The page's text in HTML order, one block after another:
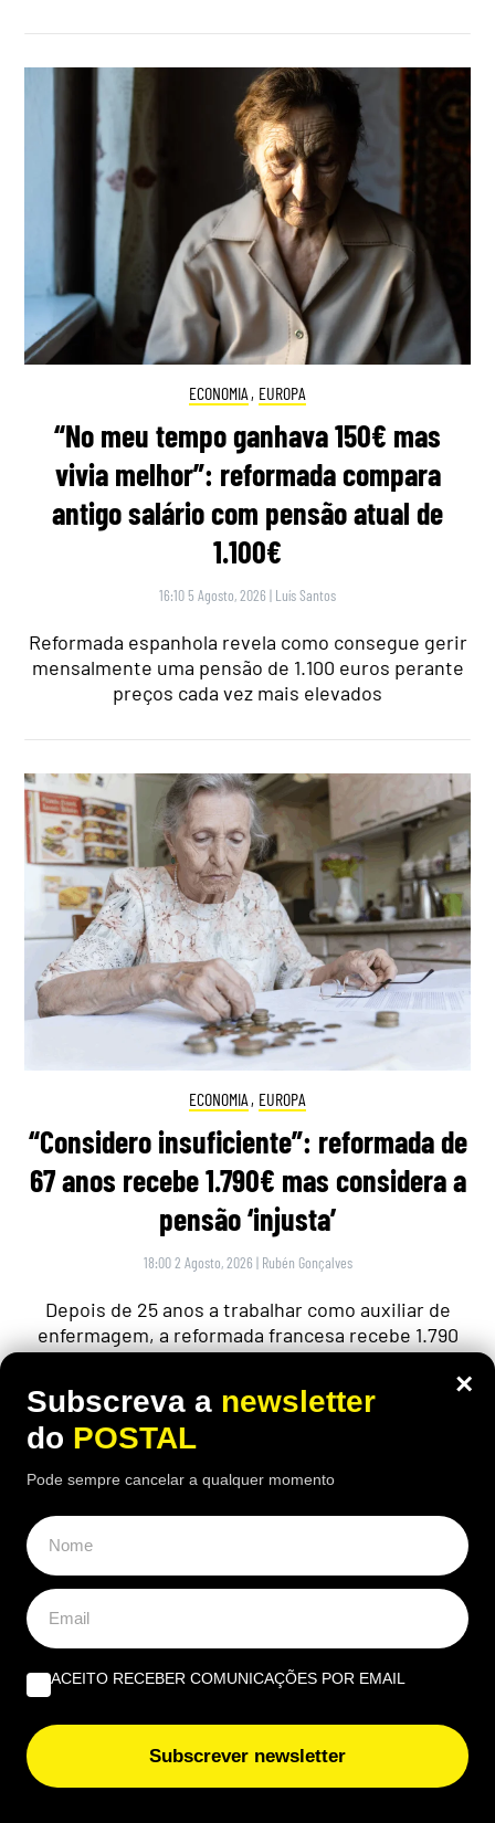
ECONOMIA , EUROPA
“No meu tempo ganhava 150€ mas
vivia melhor”: reformada compara
antigo salário com pensão atual de
1.100€
16:10 5 Agosto, 2026 | Luís Santos
Reformada espanhola revela como consegue gerir
mensalmente uma pensão de 1.100 euros perante
preços cada vez mais elevados
ECONOMIA , EUROPA
“Considero insuficiente”: reformada de
67 anos recebe 1.790€ mas considera a
pensão ‘injusta’
18:00 2 Agosto, 2026 | Rubén Gonçalves
Depois de 25 anos a trabalhar como auxiliar de
enfermagem, a reformada francesa recebe 1.790
euros brutos por mês, mas considera o valor
ALGARVE,GASTRONOMIA
×
Subscreva a newsletter
do POSTAL
Pode sempre cancelar a qualquer momento
ACEITO RECEBER COMUNICAÇÕES POR EMAIL
Subscrever newsletter